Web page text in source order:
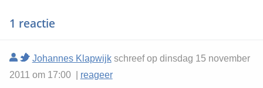
1 reactie
Johannes Klapwijkschreef op dinsdag 15 november
2011 om 17:00 | reageer